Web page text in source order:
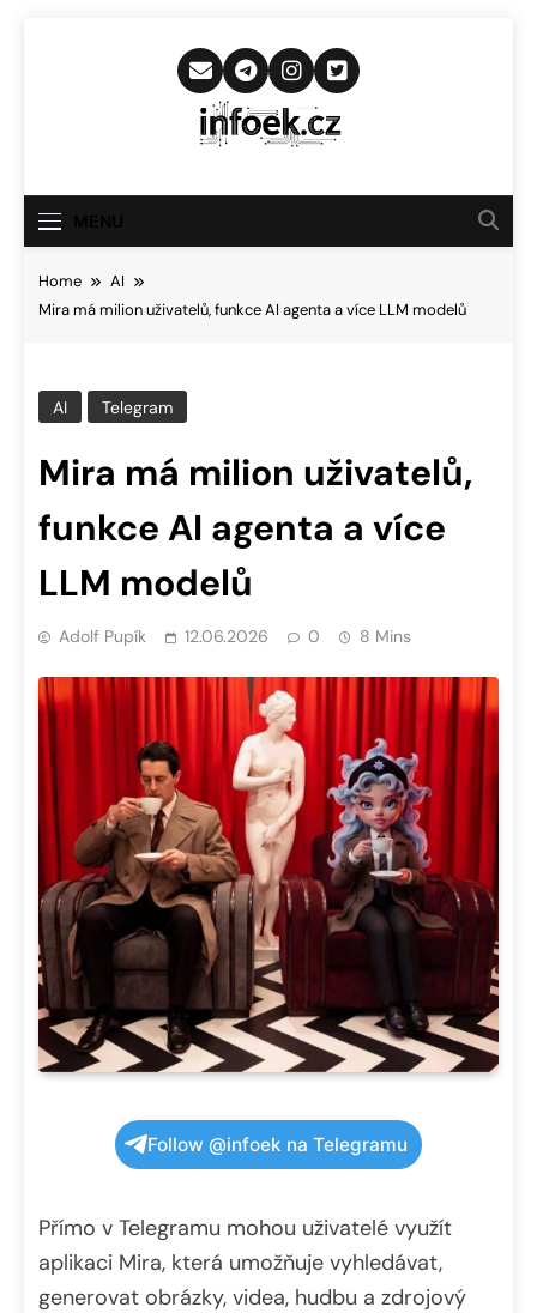
Infoek.cz
Novinkám
Home
AI
Mira má milion uživatelů, funkce AI agenta a více LLM modelů
AI Telegram
Mira má milion uživatelů,
funkce AI agenta a více
LLM modelů
Adolf Pupík 12.06.2026 0 8 Mins
Follow @infoek na Telegramu
Přímo v Telegramu mohou uživatelé využít
aplikaci Mira, která umožňuje vyhledávat,
generovat obrázky, videa, hudbu a zdrojový